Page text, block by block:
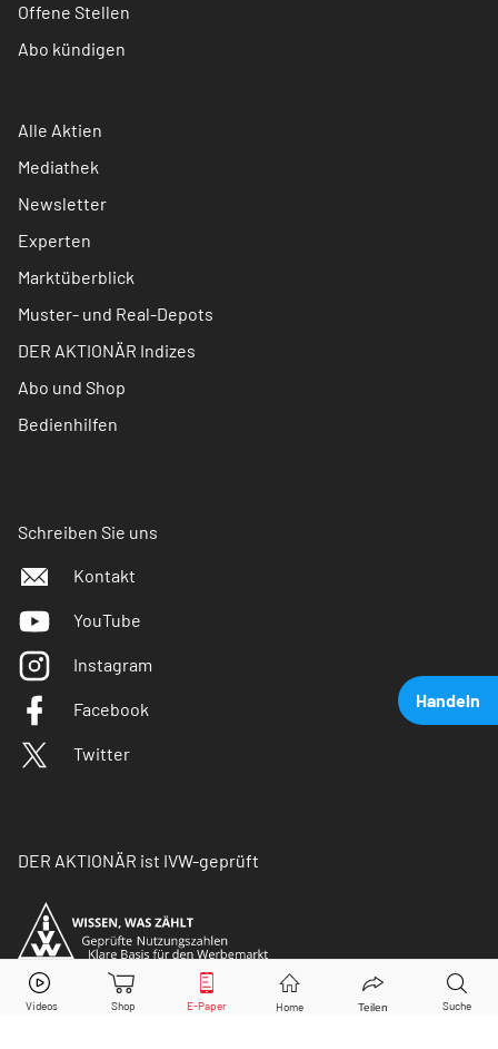
Handeln
Moderna Inc Aktie jetzt handeln?
Offene Stellen
Abo kündigen
Alle Aktien
Mediathek
Newsletter
Experten
Marktüberblick
Muster- und Real-Depots
DER AKTIONÄR Indizes
Abo und Shop
Bedienhilfen
Schreiben Sie uns
Kontakt
YouTube
Instagram
Facebook
Twitter
DER AKTIONÄR ist IVW-geprüft